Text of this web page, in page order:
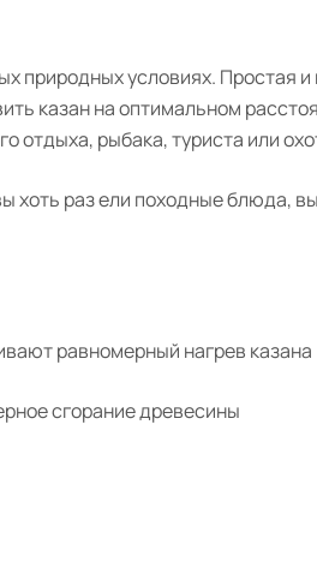
природных условиях. Простая
казан на оптимальном
отдыха, рыбака, туриста или
хоть раз ели походные блюда,
равномерный нагрев казана
сгорание древесины